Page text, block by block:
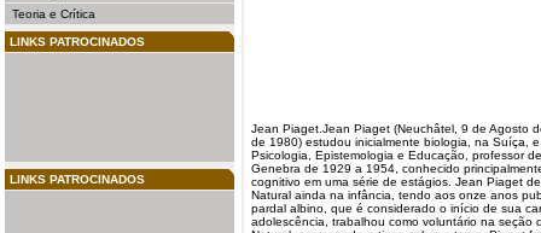
Teoria e Crítica
LINKS PATROCINADOS
LINKS PATROCINADOS
Jean Piaget .Jean Piaget (Neuchâtel, 9 de Agosto
de 1980) estudou inicialmente biologia, na Suíça,
Psicologia , Epistemologia e Educação, professor
Genebra de 1929 a 1954, conhecido
cognitivo em uma série de estágios. Jean Piaget
Natural ainda na infância, tendo aos onze anos
pardal albino, que é considerado o início de sua
adolescência, trabalhou como voluntário na seção